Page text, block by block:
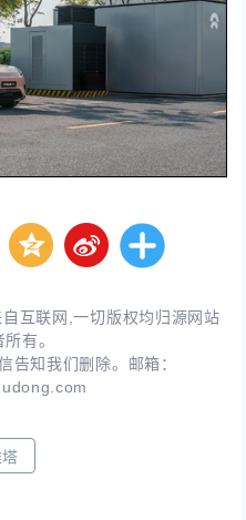
互联网,一切版权均归源网站
有。
告知我们删除。邮箱：
塔